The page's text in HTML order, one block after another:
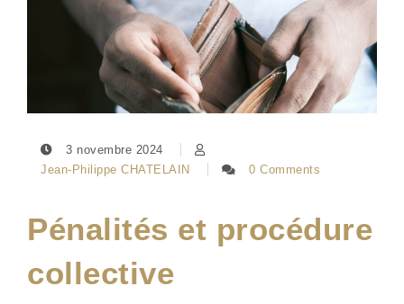
3 novembre 2024
Jean-Philippe CHATELAIN
0 Comments
Pénalités et procédure
collective